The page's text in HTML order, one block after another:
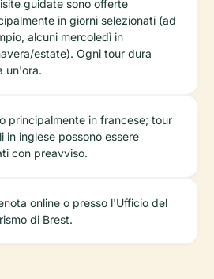
guidate sono offerte
in giorni selezionati (ad
alcuni mercoledì in
estate). Ogni tour dura
un'ora.
principalmente in francese; tour
in inglese possono essere
con preavviso.
online o presso l'Ufficio del
di Brest.